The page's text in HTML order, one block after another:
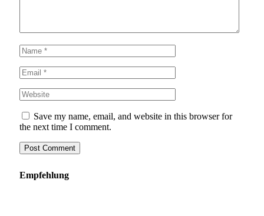
Save my name, email, and website in this browser for
the next time I comment.
Empfehlung